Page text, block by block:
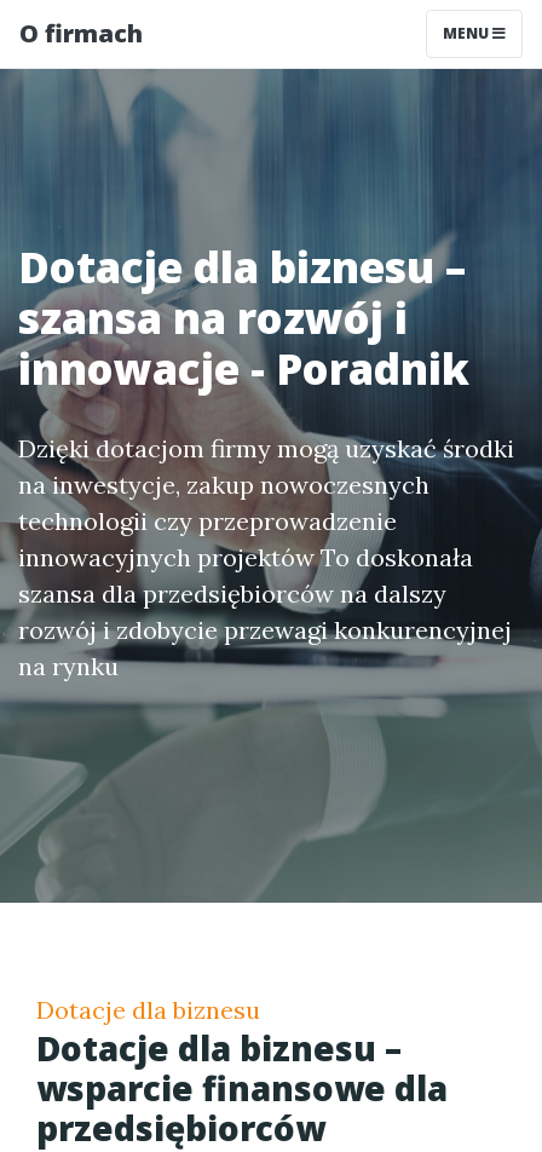
O firmach MENU
Dotacje dla biznesu –
szansa na rozwój i
innowacje - Poradnik
Dzięki dotacjom firmy mogą uzyskać środki
na inwestycje, zakup nowoczesnych
technologii czy przeprowadzenie
innowacyjnych projektów To doskonała
szansa dla przedsiębiorców na dalszy
rozwój i zdobycie przewagi konkurencyjnej
na rynku
Dotacje dla biznesu
Dotacje dla biznesu –
wsparcie finansowe dla
przedsiębiorców